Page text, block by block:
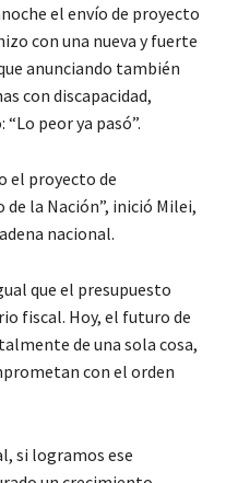
el envío de proyecto
con una nueva y fuerte
anunciando también
con discapacidad,
peor ya pasó”.
el proyecto de
de la Nación”, inició Milei,
nacional.
que el presupuesto
fiscal. Hoy, el futuro de
de una sola cosa,
con el orden
si logramos ese